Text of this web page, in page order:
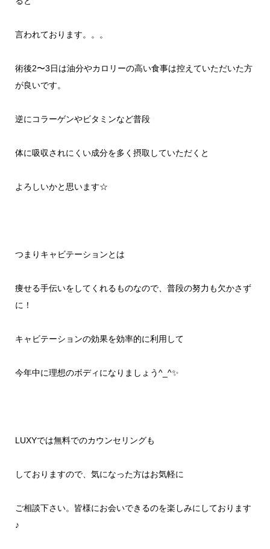
言われております。。。
術後2〜3日は油分やカロリーの高い食事は控えていただいた方
が良いです。
逆にコラーゲンやビタミンなど普段
体に吸収されにくい成分を多く摂取していただくと
よろしいかと思います☆
つまりキャビテーションとは
痩せる手伝いをしてくれるものなので、普段の努力も欠かさず
に！
キャビテーションの効果を効率的に利用して
今年中に理想のボディになりましょう^_^✨
LUXYでは無料でのカウンセリングも
しておりますので、気になった方はお気軽に
ご相談下さい。皆様にお会いできるのを楽しみにしております
♪